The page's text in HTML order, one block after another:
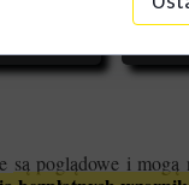
są poglądowe i